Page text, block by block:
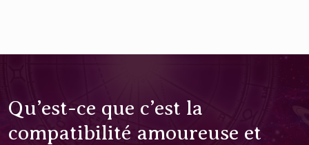
Qu’est-ce que c’est la
compatibilité amoureuse et